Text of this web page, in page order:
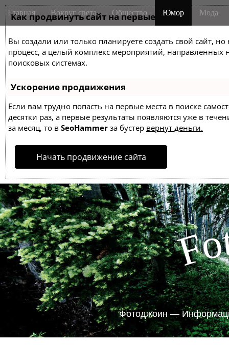
Как продвинуть сайт на первые места?
Вы создали или только планируете создать свой сайт,
процесс, а целый комплекс мероприятий,
поисковых системах.
Ускорение продвижения
Если вам трудно попасть на первые места в поиске
десятки раз, а первые результаты появляются уже в
за месяц, то в SeoHammer за бустер вернут деньги.
Начать продвижение сайта
M
a
n
m
e
n
u
i
Главная Вокруг света Общество Юмор Мода
Fo
Фотоджоин —